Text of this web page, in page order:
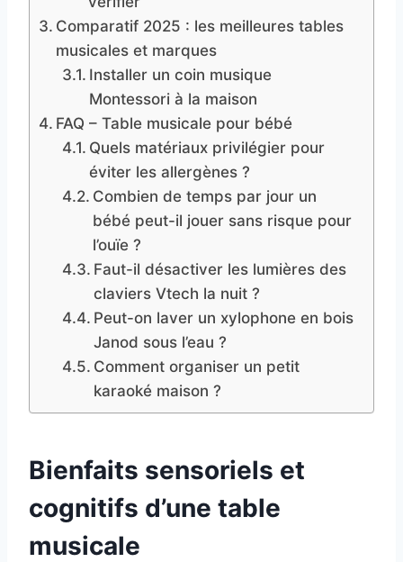
Comparatif 2025 : les meilleures tables
musicales et marques
Installer un coin musique
Montessori à la maison
FAQ – Table musicale pour bébé
Quels matériaux privilégier pour
éviter les allergènes ?
Combien de temps par jour un
bébé peut-il jouer sans risque pour
l’ouïe ?
Faut-il désactiver les lumières des
claviers Vtech la nuit ?
Peut-on laver un xylophone en bois
Janod sous l’eau ?
Comment organiser un petit
karaoké maison ?
Bienfaits sensoriels et
cognitifs d’une table
musicale